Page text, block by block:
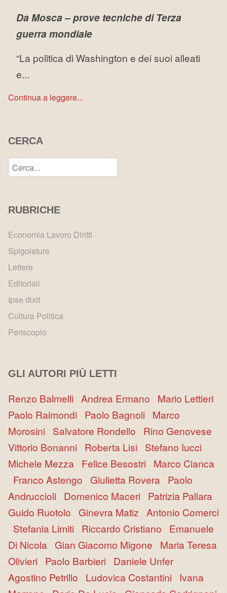
Da Mosca – prove tecniche di Terza
guerra mondiale
“La politica di Washington e dei suoi alleati
e...
Continua a leggere...
CERCA
RUBRICHE
Economia Lavoro Diritti
Spigolature
Lettere
Editoriali
Ipse dixit
Cultura Politica
Periscopio
GLI AUTORI PIÙ LETTI
Renzo Balmelli Andrea Ermano
Mario Lettieri
Paolo Raimondi Paolo Bagnoli Marco
Morosini Salvatore Rondello
Rino Genovese
Vittorio Bonanni Roberta Lisi Stefano Iucci
Michele Mezza Felice Besostri Marco Cianca
Franco Astengo
Giulietta Rovera Paolo
Andruccioli Domenico Maceri Patrizia Pallara
Guido Ruotolo
Ginevra Matiz Antonio Comerci
Stefania Limiti Riccardo Cristiano
Emanuele
Di Nicola Gian Giacomo Migone
Maria Teresa
Olivieri Paolo Barbieri Daniele Unfer
Agostino Petrillo
Ludovica Costantini
Ivana